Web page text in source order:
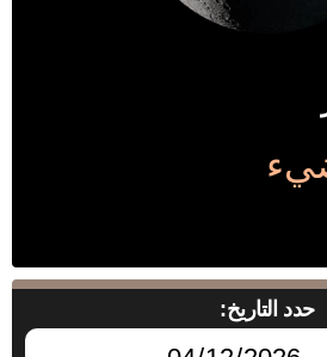
حدد التاريخ: